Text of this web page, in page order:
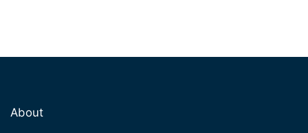
About